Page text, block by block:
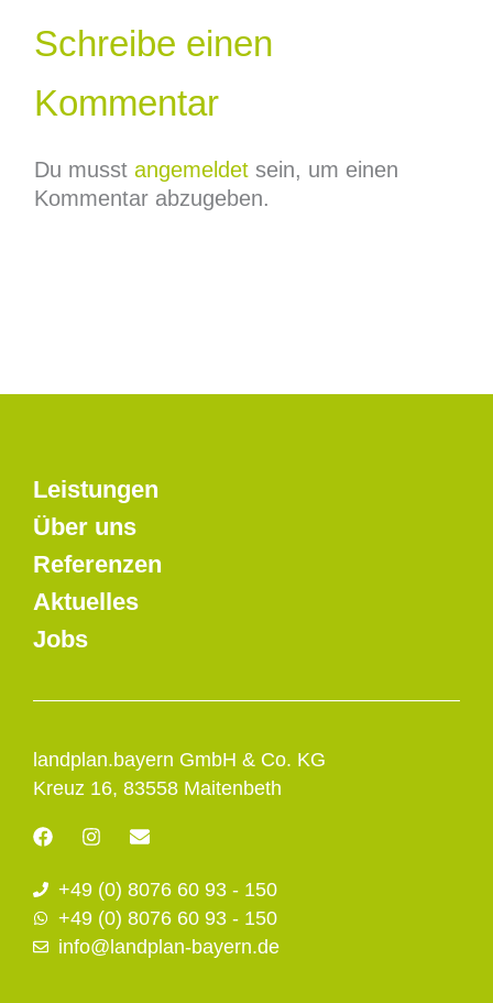
Schreibe einen
Kommentar
Du musst angemeldetsein, um einen
Kommentar abzugeben.
landplan.bayern GmbH & Co. KG
Kreuz 16, 83558 Maitenbeth
F
a
e
b
o
o
I
n
t
a
g
r
E
e
l
o
p
+49 (0) 8076 60 93 - 150
+49 (0) 8076 60 93 - 150
info@landplan-bayern.de
Leistungen
Über uns
Referenzen
Aktuelles
Jobs